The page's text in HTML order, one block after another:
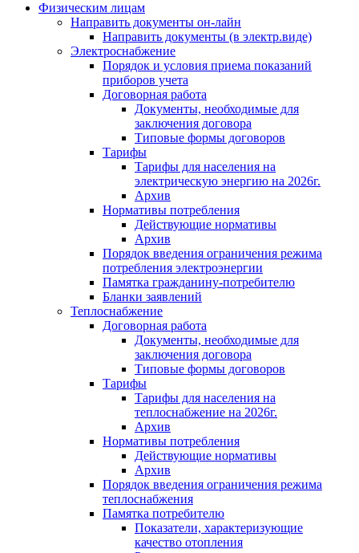
Физическим лицам
Направить документы он-лайн
Направить документы (в электр.виде)
Электроснабжение
Порядок и условия приема показаний
приборов учета
Договорная работа
Документы, необходимые для
заключения договора
Типовые формы договоров
Тарифы
Тарифы для населения на
электрическую энергию на 2026г.
Архив
Нормативы потребления
Действующие нормативы
Архив
Порядок введения ограничения режима
потребления электроэнергии
Памятка гражданину-потребителю
Бланки заявлений
Теплоснабжение
Договорная работа
Документы, необходимые для
заключения договора
Типовые формы договоров
Тарифы
Тарифы для населения на
теплоснабжение на 2026г.
Архив
Нормативы потребления
Действующие нормативы
Архив
Порядок введения ограничения режима
теплоснабжения
Памятка потребителю
Показатели, характеризующие
качество отопления